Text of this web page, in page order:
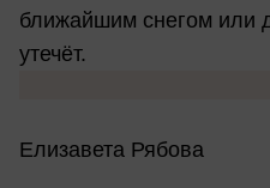
ближайшим снегом или
утечёт.
Елизавета Рябова